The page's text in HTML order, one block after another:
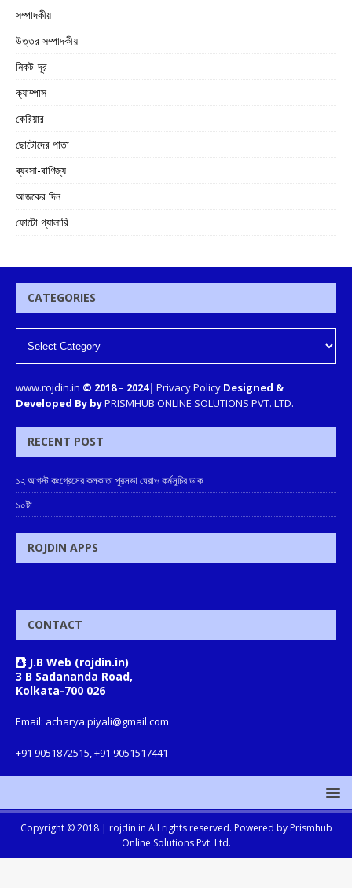
সম্পাদকীয়
উত্তর সম্পাদকীয়
নিকট-দূর
ক্যাম্পাস
কেরিয়ার
ছোটোদের পাতা
ব্যবসা-বাণিজ্য
আজকের দিন
ফোটো গ্যালারি
CATEGORIES
www.rojdin.in © 2018– 2024| Privacy Policy Designed &
Developed By byPRISMHUB ONLINE SOLUTIONS PVT. LTD.
RECENT POST
১২ আগস্ট কংগ্রেসের কলকাতা পুরসভা ঘেরাও কর্মসূচির ডাক
১০টা
ROJDIN APPS
CONTACT
J.B Web (rojdin.in)
3 B Sadananda Road,
Kolkata-700 026
Email: acharya.piyali@gmail.com
+91 9051872515, +91 9051517441
Copyright © 2018 | rojdin.in All rights reserved. Powered by Prismhub
Online Solutions Pvt. Ltd.